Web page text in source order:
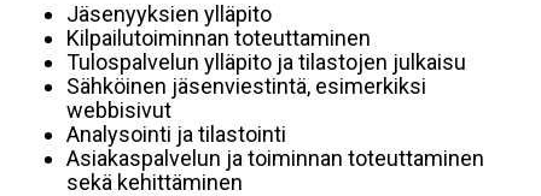
Jäsenyyksien ylläpito
Kilpailutoiminnan toteuttaminen
Tulospalvelun ylläpito ja tilastojen julkaisu
Sähköinen jäsenviestintä, esimerkiksi
webbisivut
Analysointi ja tilastointi
Asiakaspalvelun ja toiminnan toteuttaminen
sekä kehittäminen